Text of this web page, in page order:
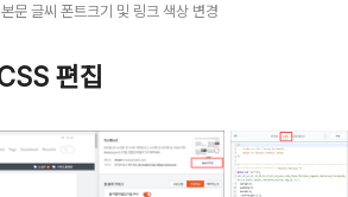
문 글씨 폰트크기 및 링크 색상 변경
편집